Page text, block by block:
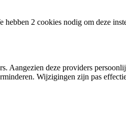
2 cookies nodig om deze
deze providers
Wijzigingen zijn pas